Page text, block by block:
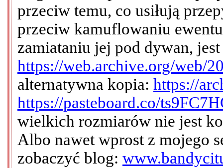
przeciw temu, co usiłują
przeciw kamuflowaniu
zamiataniu jej pod dywan, jest
https://web.archive.org/web/
alternatywna kopia: https://
https://pasteboard.co/
wielkich rozmiarów nie jest
Albo nawet wprost z mojego
zobaczyć blog: